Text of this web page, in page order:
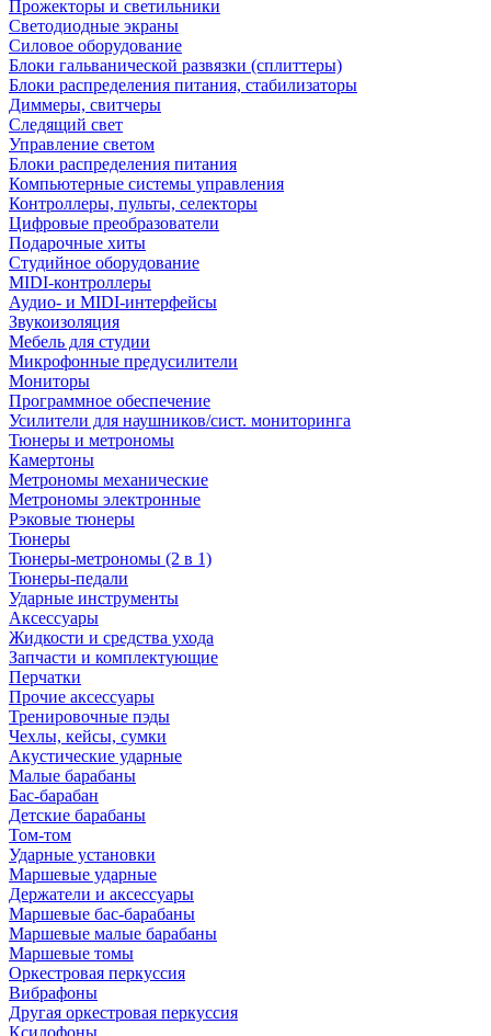
Прожекторы и светильники
Светодиодные экраны
Силовое оборудование
Блоки гальванической развязки (сплиттеры)
Блоки распределения питания, стабилизаторы
Диммеры, свитчеры
Следящий свет
Управление светом
Блоки распределения питания
Компьютерные системы управления
Контроллеры, пульты, селекторы
Цифровые преобразователи
Подарочные хиты
Студийное оборудование
MIDI-контроллеры
Аудио- и MIDI-интерфейсы
Звукоизоляция
Мебель для студии
Микрофонные предусилители
Мониторы
Программное обеспечение
Усилители для наушников/сист. мониторинга
Тюнеры и метрономы
Камертоны
Метрономы механические
Метрономы электронные
Рэковые тюнеры
Тюнеры
Тюнеры-метрономы (2 в 1)
Тюнеры-педали
Ударные инструменты
Аксессуары
Жидкости и средства ухода
Запчасти и комплектующие
Перчатки
Прочие аксессуары
Тренировочные пэды
Чехлы, кейсы, сумки
Акустические ударные
Mалые барабаны
Бас-барабан
Детские барабаны
Том-том
Ударные установки
Маршевые ударные
Держатели и аксессуары
Маршевые бас-барабаны
Маршевые малые барабаны
Маршевые томы
Оркестровая перкуссия
Вибрафоны
Другая оркестровая перкуссия
Ксилофоны